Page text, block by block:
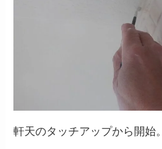
軒天のタッチアップから開始。